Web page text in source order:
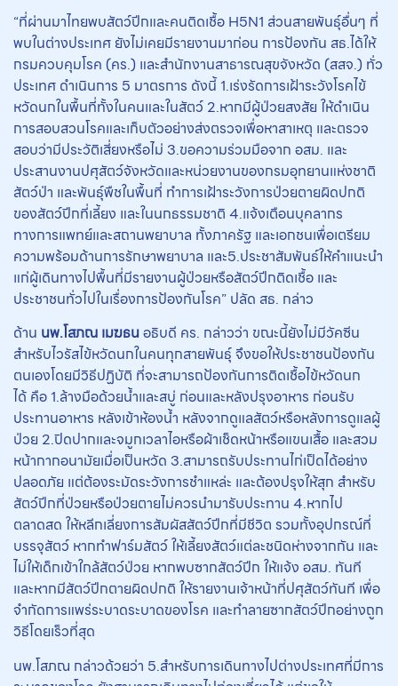
“ที่ผ่านมาไทยพบสัตว์ปีกและคนติดเชื้อ H5N1 ส่วนสายพันธุ์อื่นๆ ที่
พบในต่างประเทศ ยังไม่เคยมีรายงานมาก่อน การป้องกัน สธ.ได้ให้
กรมควบคุมโรค (คร.) และสำนักงานสาธารณสุขจังหวัด (สสจ.) ทั่ว
ประเทศ ดำเนินการ 5 มาตรการ ดังนี้ 1.เร่งรัดการเฝ้าระวังโรคไข้
หวัดนกในพื้นที่ทั้งในคนและในสัตว์ 2.หากมีผู้ป่วยสงสัย ให้ดำเนิน
การสอบสวนโรคและเก็บตัวอย่างส่งตรวจเพื่อหาสาเหตุ และตรวจ
สอบว่ามีประวัติเสี่ยงหรือไม่ 3.ขอความร่วมมือจาก อสม. และ
ประสานงานปศุสัตว์จังหวัดและหน่วยงานของกรมอุทยานแห่งชาติ
สัตว์ป่า และพันธุ์พืชในพื้นที่ ทำการเฝ้าระวังการป่วยตายผิดปกติ
ของสัตว์ปีกที่เลี้ยง และในนกธรรมชาติ 4.แจ้งเตือนบุคลากร
ทางการแพทย์และสถานพยาบาล ทั้งภาครัฐ และเอกชนเพื่อเตรียม
ความพร้อมด้านการรักษาพยาบาล และ5.ประชาสัมพันธ์ให้คำแนะนำ
แก่ผู้เดินทางไปพื้นที่มีรายงานผู้ป่วยหรือสัตว์ปีกติดเชื้อ และ
ประชาชนทั่วไปในเรื่องการป้องกันโรค” ปลัด สธ. กล่าว
ด้าน นพ.โสภณ เมฆธนอธิบดี คร. กล่าวว่า ขณะนี้ยังไม่มีวัคซีน
สำหรับไวรัสไข้หวัดนกในคนทุกสายพันธุ์ จึงขอให้ประชาชนป้องกัน
ตนเองโดยมีวิธีปฏิบัติ ที่จะสามารถป้องกันการติดเชื้อไข้หวัดนก
ได้ คือ 1.ล้างมือด้วยน้ำและสบู่ ก่อนและหลังปรุงอาหาร ก่อนรับ
ประทานอาหาร หลังเข้าห้องน้ำ หลังจากดูแลสัตว์หรือหลังการดูแลผู้
ป่วย 2.ปิดปากและจมูกเวลาไอหรือผ้าเช็ดหน้าหรือแขนเสื้อ และสวม
หน้ากากอนามัยเมื่อเป็นหวัด 3.สามารถรับประทานไก่เป็ดได้อย่าง
ปลอดภัย แต่ต้องระมัดระวังการชำแหล่ะ และต้องปรุงให้สุก สำหรับ
สัตว์ปีกที่ป่วยหรือป่วยตายไม่ควรนำมารับประทาน 4.หากไป
ตลาดสด ให้หลีกเลี่ยงการสัมผัสสัตว์ปีกที่มีชีวิต รวมทั้งอุปกรณ์ที่
บรรจุสัตว์ หากทำฟาร์มสัตว์ ให้เลี้ยงสัตว์แต่ละชนิดห่างจากกัน และ
ไม่ให้เด็กเข้าใกล้สัตว์ป่วย หากพบซากสัตว์ปีก ให้แจ้ง อสม. ทันที
และหากมีสัตว์ปีกตายผิดปกติ ให้รายงานเจ้าหน้าที่ปศุสัตว์ทันที เพื่อ
จำกัดการแพร่ระบาดระบาดของโรค และทำลายซากสัตว์ปีกอย่างถูก
วิธีโดยเร็วที่สุด
นพ.โสภณ กล่าวด้วยว่า 5.สำหรับการเดินทางไปต่างประเทศที่มีการ